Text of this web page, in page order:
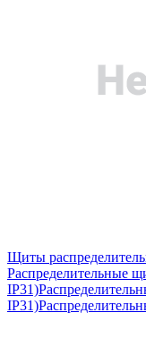
Щиты
Распределительные
IP31)
IP31)